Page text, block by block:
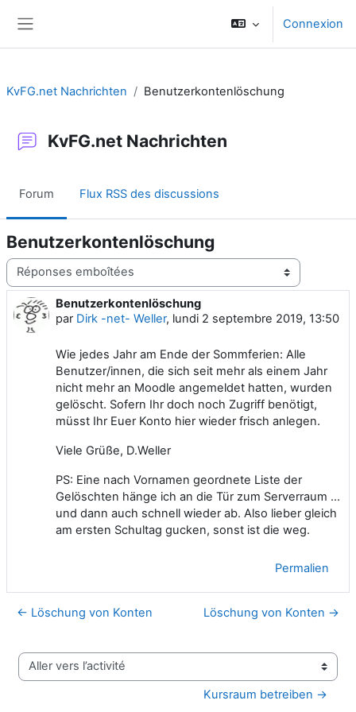
Connexion
KvFG.net Nachrichten Benutzerkontenlöschung
KvFG.net Nachrichten
Forum Flux RSS des discussions
Benutzerkontenlöschung
Type d’affichage
Benutzerkontenlöschung
par Dirk -net- Weller, lundi 2 septembre 2019, 13:50
Nombre de réponses : 0
Wie jedes Jahr am Ende der Sommferien: Alle
Benutzer/innen, die sich seit mehr als einem Jahr
nicht mehr an Moodle angemeldet hatten, wurden
gelöscht. Sofern Ihr doch noch Zugriff benötigt,
müsst Ihr Euer Konto hier wieder frisch anlegen.
Viele Grüße, D.Weller
PS: Eine nach Vornamen geordnete Liste der
Gelöschten hänge ich an die Tür zum Serverraum ...
und dann auch schnell wieder ab. Also lieber gleich
am ersten Schultag gucken, sonst ist die weg.
Permalien
← Löschung von Konten Löschung von Konten →
Aller vers l’activité
Kursraum betreiben →